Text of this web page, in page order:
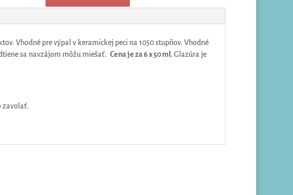
Vhodné pre výpal v keramickej peci na 1050 stupňov. Vhodné
sa navzájom môžu miešať. Cena je za 6 x 50 ml.Glazúra je
zavolať.